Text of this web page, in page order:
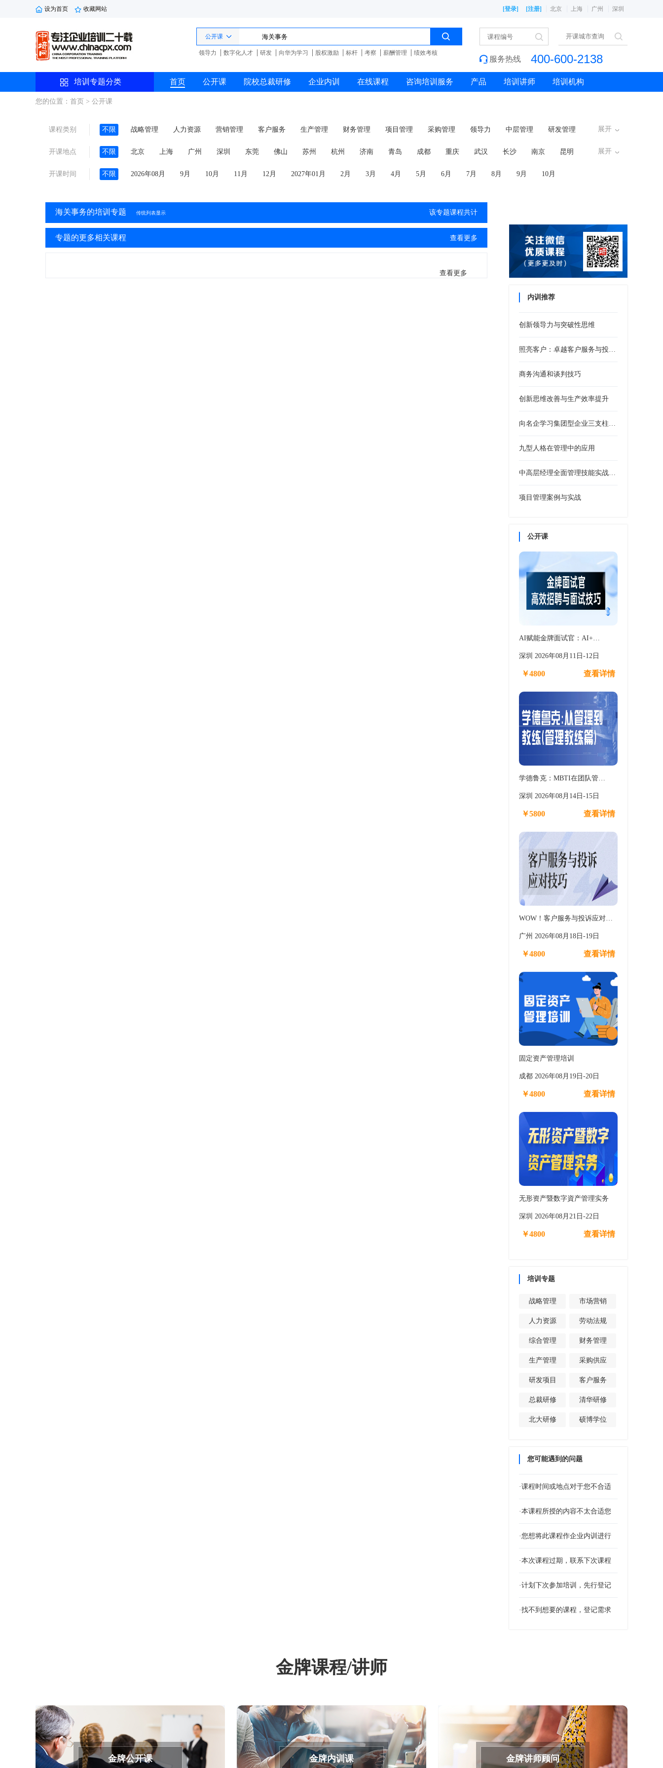
设为首页 收藏网站 [登录] [注册] 北京 上海 广州 深圳
公开课
领导力 数字化人才 研发 向华为学习 股权激励 标杆 考察 薪酬管理 绩效考核
服务热线 400-600-2138
培训专题分类 首页 公开课 院校总裁研修 企业内训 在线课程 咨询培训服务 产品 培训讲师 培训机构
您的位置：首页 > 公开课
课程类别 不限 战略管理 人力资源 营销管理 客户服务 生产管理 财务管理 项目管理 采购管理 领导力 中层管理
研发管理
展开
开课地点 不限 北京 上海 广州 深圳 东莞 佛山 苏州 杭州 济南 青岛 成都 重庆 武汉 长沙 南京
昆明
展开
开课时间 不限 2026年08月 9月 10月 11月 12月 2027年01月 2月 3月 4月 5月 6月 7月 8月 9月
10月
海关事务的培训专题 传统列表显示 该专题课程共计
专题的更多相关课程 查看更多
查看更多
内训推荐
创新领导力与突破性思维
照亮客户：卓越客户服务与投诉处理培训
商务沟通和谈判技巧
创新思维改善与生产效率提升
向名企学习集团型企业三支柱人力资源管控模式
九型人格在管理中的应用
中高层经理全面管理技能实战训练
项目管理案例与实战
公开课
AI赋能金牌面试官：AI+…
深圳 2026年08月11日-12日
￥4800 查看详情
学德鲁克：MBTI在团队管…
深圳 2026年08月14日-15日
￥5800 查看详情
WOW！客户服务与投诉应对…
广州 2026年08月18日-19日
￥4800 查看详情
固定资产管理培训
成都 2026年08月19日-20日
￥4800 查看详情
无形资产暨数字資产管理实务
深圳 2026年08月21日-22日
￥4800 查看详情
培训专题
战略管理 市场营销
人力资源 劳动法规
综合管理 财务管理
生产管理 采购供应
研发项目 客户服务
总裁研修 清华研修
北大研修 硕博学位
您可能遇到的问题
·课程时间或地点对于您不合适
·本课程所授的内容不太合适您
·您想将此课程作企业内训进行
·本次课程过期，联系下次课程
·计划下次参加培训，先行登记
·找不到想要的课程，登记需求
金牌课程/讲师
金牌公开课 金牌内训课 金牌讲师顾问